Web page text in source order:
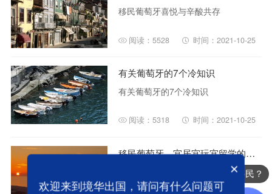
移民葡萄牙喜悦与辛酸共存
阅读：5528 时间：2021-10-25
有关葡萄牙的7个冷知识
有关葡萄牙的7个冷知识
阅读：5318 时间：2021-10-25
移民葡萄牙，宜居宜玩宜留学的波尔图
移民葡萄牙，宜居宜玩宜留学的波尔
图
办理哪些国家的移民？
×
欢迎来到境华出国，请问有什么问题可